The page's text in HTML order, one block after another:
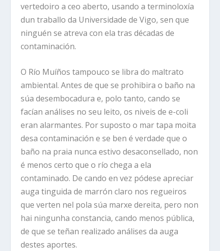
vertedoiro a ceo aberto, usando a terminoloxía
dun traballo da Universidade de Vigo, sen que
ninguén se atreva con ela tras décadas de
contaminación.
O Río Muíños tampouco se libra do maltrato
ambiental. Antes de que se prohibira o baño na
súa desembocadura e, polo tanto, cando se
facían análises no seu leito, os niveis de e-coli
eran alarmantes. Por suposto o mar tapa moita
desa contaminación e se ben é verdade que o
baño na praia nunca estivo desaconsellado, non
é menos certo que o río chega a ela
contaminado. De cando en vez pódese apreciar
auga tinguida de marrón claro nos regueiros
que verten nel pola súa marxe dereita, pero non
hai ningunha constancia, cando menos pública,
de que se teñan realizado análises da auga
destes aportes.